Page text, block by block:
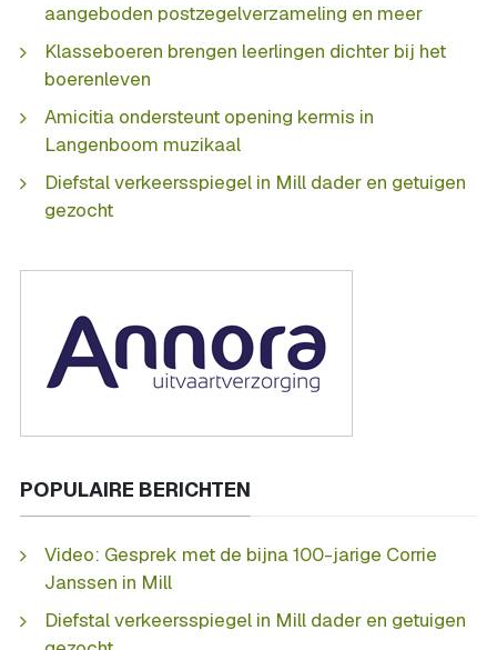
aangeboden postzegelverzameling en meer
Klasseboeren brengen leerlingen dichter bij het
boerenleven
Amicitia ondersteunt opening kermis in
Langenboom muzikaal
Diefstal verkeersspiegel in Mill dader en getuigen
gezocht
POPULAIRE BERICHTEN
Video: Gesprek met de bijna 100-jarige Corrie
Janssen in Mill
Diefstal verkeersspiegel in Mill dader en getuigen